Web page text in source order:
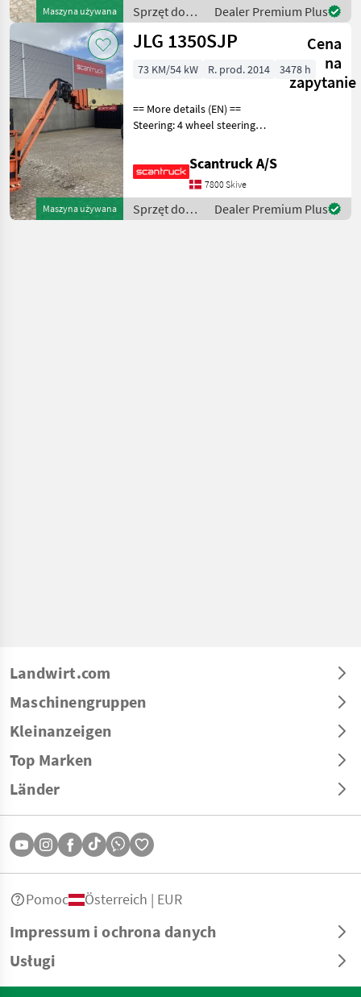
Maszyna używana
patern
Sprzęt do
pielęgnacji
drzew /
Dealer Premium Plus
Maszyna używana
JLG 1350SJP
Cena
na
zapytanie
73 KM/54 kW R. prod. 2014 3478 h
== More details (EN) ==
Steering: 4 wheel steering
360 Tilt jib (degrees): 180
Platform height: 41150 mm
Outlay: 24380 mm 230V to
the
Scantruck A/S
7800 Skive
Sprzęt do
pielęgnacji
Dealer Premium Plus
Landwirt.com
Maschinengruppen
Kleinanzeigen
Top Marken
Länder
Impressum i ochrona danych
Usługi
Pomoc Österreich | EUR